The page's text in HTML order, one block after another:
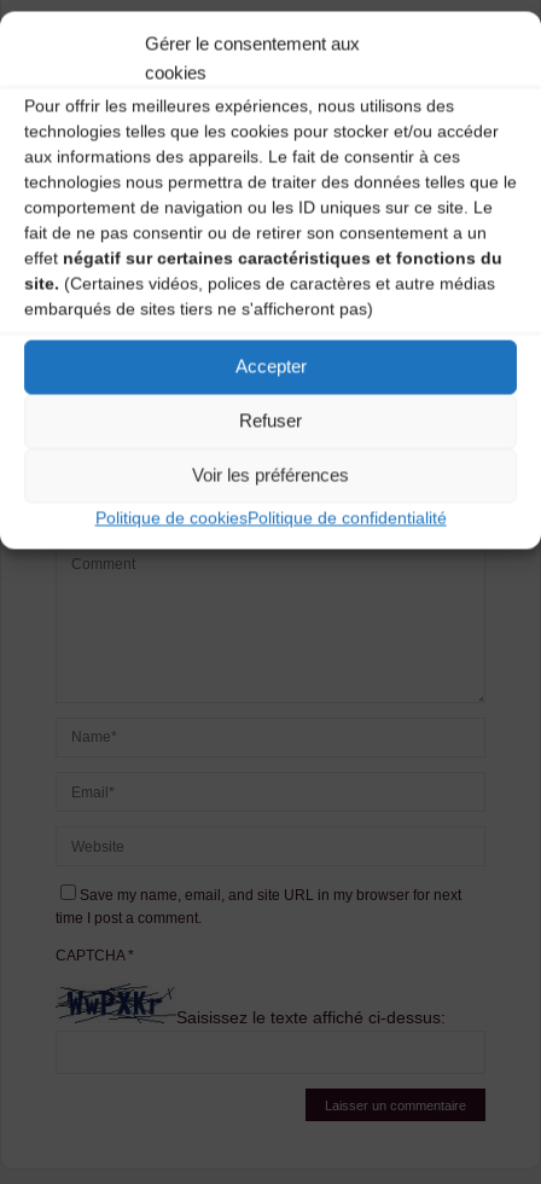
Gérer le consentement aux
cookies
Pour offrir les meilleures expériences, nous utilisons des
technologies telles que les cookies pour stocker et/ou accéder
aux informations des appareils. Le fait de consentir à ces
technologies nous permettra de traiter des données telles que le
comportement de navigation ou les ID uniques sur ce site. Le
fait de ne pas consentir ou de retirer son consentement a un
effet négatif sur certaines caractéristiques et fonctions du
site. (Certaines vidéos, polices de caractères et autre médias
embarqués de sites tiers ne s'afficheront pas)
Accepter
Refuser
Voir les préférences
Politique de cookiesPolitique de confidentialité
Retrouvez la fanfare trad’ sur la Place du Clauzel au
Agenda
Concert Neira Fanfara (Monastier-sur-
Gazeille)
Initiation aux danses et bal trad’ (Brioude)
Laisser un
Votre adresse e-mail ne sera pas publiée. Les champs
obligatoires sont indiqués avec
Save my name, email, and site URL in my browser for next
time I post a comment.
CAPTCHA*
Saisissez le texte affiché ci-dessus: